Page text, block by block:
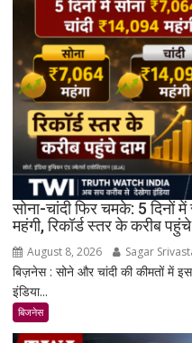
सोना-चांदी फिर चमके: 5 दिनों
महंगी, रिकॉर्ड स्तर के करीब
August 8, 2026 Sagar
बिज़नेस : सोने और चांदी की कीमतों में
इंडिया...
बिजनेस